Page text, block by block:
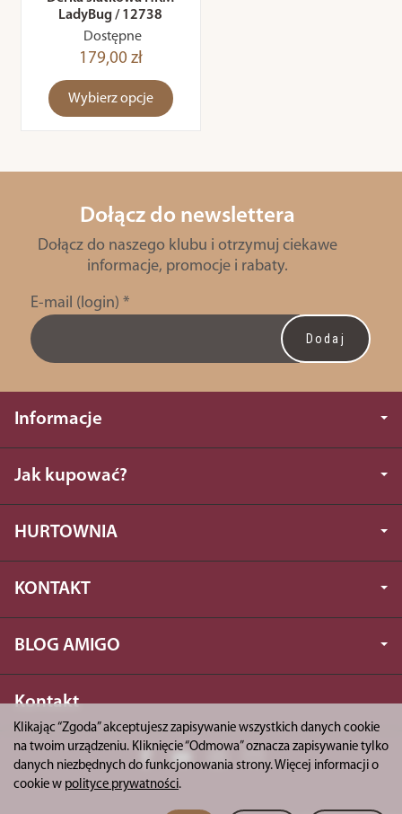
LadyBug / 12738
Dostępne
179,00 zł
Wybierz opcje
Dołącz do newslettera
Dołącz do naszego klubu i otrzymuj ciekawe
informacje, promocje i rabaty.
E-mail (login) *
Informacje
Jak kupować?
HURTOWNIA
KONTAKT
BLOG AMIGO
Kontakt
Klikając “Zgoda” akceptujesz zapisywanie wszystkich danych cookie
na twoim urządzeniu. Kliknięcie “Odmowa” oznacza zapisywanie tylko
danych niezbędnych do funkcjonowania strony. Więcej informacji o
cookie w polityce prywatności.